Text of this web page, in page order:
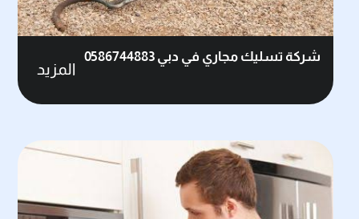
شركة تسليك مجاري في دبي 0586744883
المزيد